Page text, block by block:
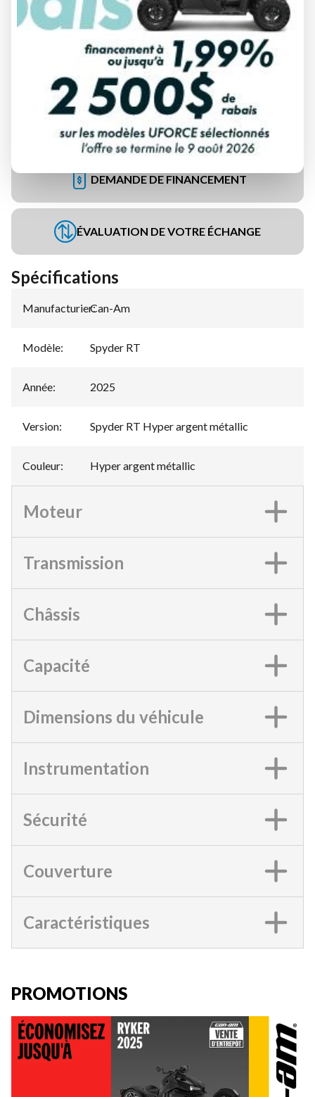
DEMANDE DE FINANCEMENT
ÉVALUATION DE VOTRE ÉCHANGE
Spécifications
Manufacturier:
Can-Am
Modèle: Spyder RT
Année: 2025
Version: Spyder RT Hyper argent métallic
Couleur: Hyper argent métallic
Moteur
Transmission
Châssis
Capacité
Dimensions du véhicule
Instrumentation
Sécurité
Couverture
Caractéristiques
PROMOTIONS